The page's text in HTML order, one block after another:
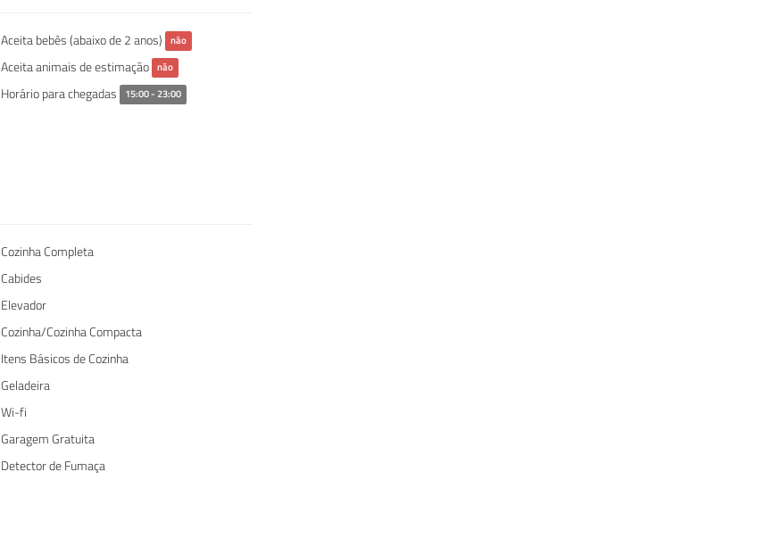
Aceita bebês (abaixo de 2 anos) não
Aceita animais de estimação não
Horário para chegadas 15:00 - 23:00
Cozinha Completa
Cabides
Elevador
Cozinha/Cozinha Compacta
Itens Básicos de Cozinha
Geladeira
Wi-fi
Garagem Gratuita
Detector de Fumaça